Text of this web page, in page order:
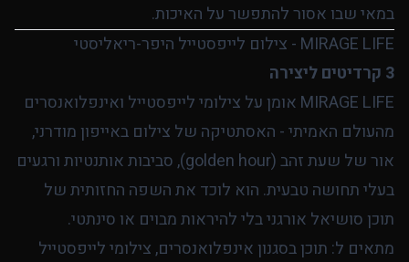
במאי שבו אסור להתפשר על האיכות.
MIRAGE LIFE - צילום לייפסטייל היפר-ריאליסטי
3 קרדיטים ליצירה
MIRAGE LIFE אומן על צילומי לייפסטייל ואינפלואנסרים
מהעולם האמיתי - האסתטיקה של צילום באייפון מודרני,
אור של שעת זהב (golden hour), סביבות אותנטיות ורגעים
בעלי תחושה טבעית. הוא לוכד את השפה החזותית של
תוכן סושיאל אורגני בלי להיראות מבוים או סינתטי.
מתאים ל: תוכן בסגנון אינפלואנסרים, צילומי לייפסטייל